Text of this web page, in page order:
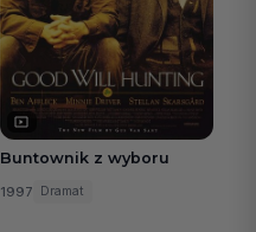
Buntownik z wyboru
1997 Dramat